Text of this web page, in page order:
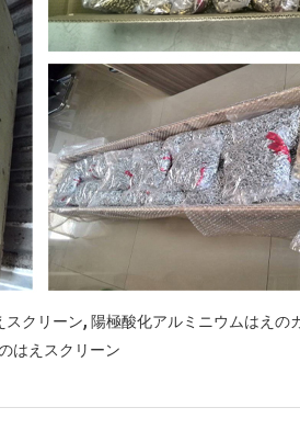
スクリーン, 陽極酸化アルミニウムはえの
はえスクリーン